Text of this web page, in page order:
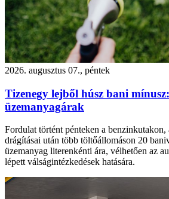
2026. augusztus 07., péntek
Tizenegy lejből húsz bani
üzemanyagárak
Fordulat történt pénteken a benzinkutakon,
drágításai után több töltőállomáson 20
üzemanyag literenkénti ára, vélhetően az
lépett válságintézkedések hatására.